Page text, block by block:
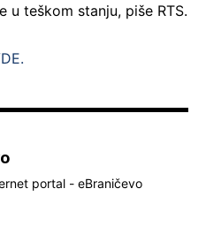
u teškom stanju, piše RTS.
portal - eBraničevo